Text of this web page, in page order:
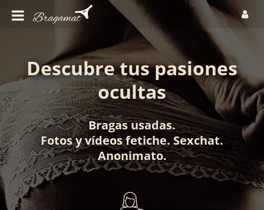
Descubre tus pasiones
ocultas
Bragas usadas.
Fotosyvídeos fetiche. Sexchat.
Anonimato.